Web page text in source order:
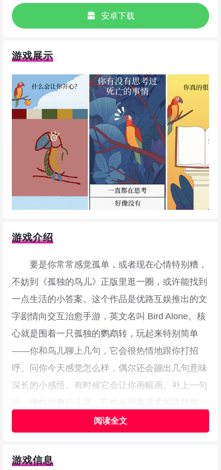
安卓下载
游戏展示
游戏介绍
要是你常常感觉孤单，或者现在心情特别糟，
不妨到《孤独的鸟儿》正版里逛一圈，或许能找到
一点生活的小答案。这个作品是优路互娱推出的文
字剧情向交互治愈手游，英文名叫 Bird Alone。核
心就是围着一只孤独的鹦鹉转，玩起来特别简单
——你和鸟儿聊上几句，它会很热情地跟你打招
呼、问你今天感觉怎么样，偶尔还会蹦出几句意味
深长的小感悟。有时候它会让你画幅画、补上一句
诗，哪怕你敷衍几笔，它也会用最温柔的话鼓励
你。就算你心情再糟，跟鸟儿这样一问一答地聊
琐碎的事情，慢慢期待下一次再来跟它说话。
游戏信息